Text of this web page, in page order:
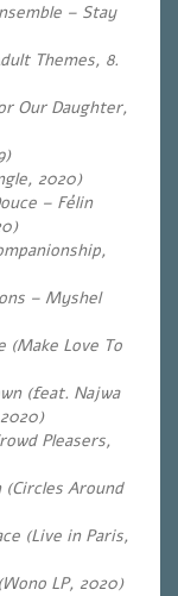
– Stay
Themes, 8.
Our Daughter,
2020)
– Félin
– Myshel
(Make Love To
(feat. Najwa
Pleasers,
(Circles Around
(Live in Paris,
LP, 2020)